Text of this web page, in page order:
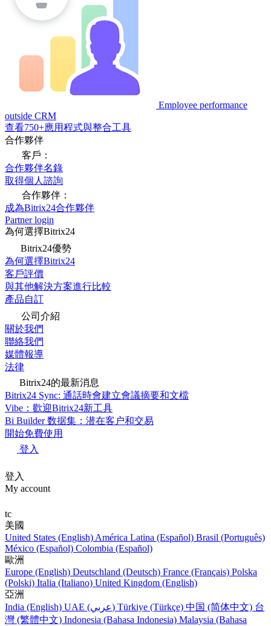
Employee performance
outside CRM
查看750+應用程式與整合工具
合作夥伴
客戶：
合作夥伴名錄
取得個人諮詢
合作夥伴：
成為Bitrix24合作夥伴
Partner login
為何選擇Bitrix24
Bitrix24優勢
為何選擇Bitrix24
客戶評價
與其他解決方案進行比較
產品自訂
公司介紹
關於我們
聯絡我們
媒體報導
法律
Bitrix24的最新消息
Bitrix24 Sync: 通話時會建立會議摘要和文檔
Vibe：歡迎Bitrix24新工具
Bi Builder 数据集：潜在客户和交易
開始免費使用
登入
登入
My account
tc
美國
United States (English) América Latina (Español) Brasil (Português)
México (Español) Colombia (Español)
歐洲
Europe (English) Deutschland (Deutsch) France (Français) Polska
(Polski) Italia (Italiano) United Kingdom (English)
亞洲
India (English)
UAE (عربي) Türkiye (Türkçe) 中国 (简体中文) 台
灣 (繁體中文) Indonesia (Bahasa Indonesia) Malaysia (Bahasa